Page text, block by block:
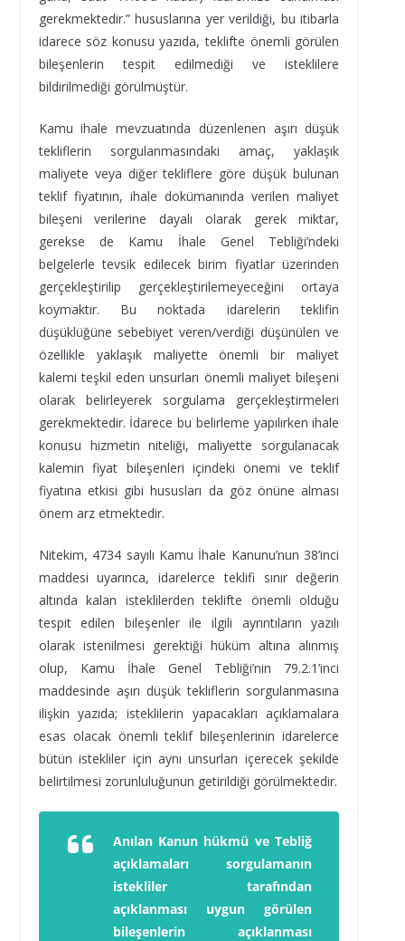
gerekmektedir.” hususlarına yer verildiği, bu itibarla
idarece söz konusu yazıda, teklifte önemli görülen
bileşenlerin tespit edilmediği ve isteklilere
bildirilmediği görülmüştür.
Kamu ihale mevzuatında düzenlenen aşırı düşük
tekliflerin sorgulanmasındaki amaç, yaklaşık
maliyete veya diğer tekliflere göre düşük bulunan
teklif fiyatının, ihale dokümanında verilen maliyet
bileşeni verilerine dayalı olarak gerek miktar,
gerekse de Kamu İhale Genel Tebliği’ndeki
belgelerle tevsik edilecek birim fiyatlar üzerinden
gerçekleştirilip gerçekleştirilemeyeceğini ortaya
koymaktır. Bu noktada idarelerin teklifin
düşüklüğüne sebebiyet veren/verdiği düşünülen ve
özellikle yaklaşık maliyette önemli bir maliyet
kalemi teşkil eden unsurları önemli maliyet bileşeni
olarak belirleyerek sorgulama gerçekleştirmeleri
gerekmektedir. İdarece bu belirleme yapılırken ihale
konusu hizmetin niteliği, maliyette sorgulanacak
kalemin fiyat bileşenleri içindeki önemi ve teklif
fiyatına etkisi gibi hususları da göz önüne alması
önem arz etmektedir.
Nitekim, 4734 sayılı Kamu İhale Kanunu’nun 38’inci
maddesi uyarınca, idarelerce teklifi sınır değerin
altında kalan isteklilerden teklifte önemli olduğu
tespit edilen bileşenler ile ilgili ayrıntıların yazılı
olarak istenilmesi gerektiği hüküm altına alınmış
olup, Kamu İhale Genel Tebliği’nin 79.2.1’inci
maddesinde aşırı düşük tekliflerin sorgulanmasına
ilişkin yazıda; isteklilerin yapacakları açıklamalara
esas olacak önemli teklif bileşenlerinin idarelerce
bütün istekliler için aynı unsurları içerecek şekilde
belirtilmesi zorunluluğunun getirildiği görülmektedir.
Anılan Kanun hükmü ve Tebliğ
açıklamaları sorgulamanın
istekliler tarafından
açıklanması uygun görülen
bileşenlerin açıklanması